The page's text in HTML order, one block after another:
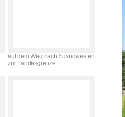
auf dem Weg nach Süsüdwesten
zur Landesgrenze